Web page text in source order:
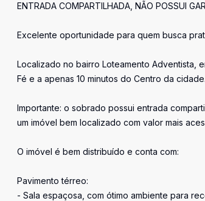
ENTRADA COMPARTILHADA, NÃO POSSUI
Excelente oportunidade para quem busca
Localizado no bairro Loteamento Adventista,
Fé e a apenas 10 minutos do Centro da
Importante: o sobrado possui entrada
um imóvel bem localizado com valor mais
O imóvel é bem distribuído e conta com:
Pavimento térreo:
- Sala espaçosa, com ótimo ambiente para